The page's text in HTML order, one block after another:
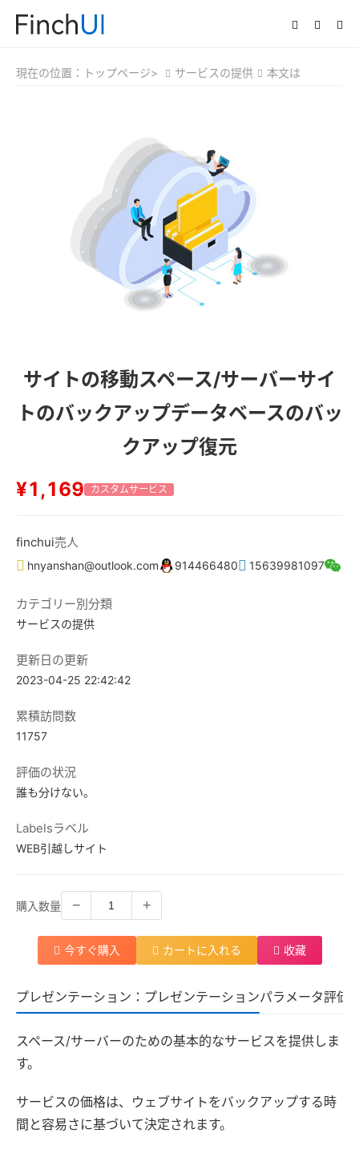
現在の位置： トップページ> サービスの提供 本文は
サイトの移動スペース/サーバーサイ
トのバックアップデータベースのバッ
クアップ復元
¥1,169
カスタムサービス
finchui売人
hnyanshan@outlook.com 914466480 15639981097
カテゴリー別分類
サービスの提供
更新日の更新
2023-04-25 22:42:42
累積訪問数
11757
評価の状況
誰も分けない。
Labelsラベル
WEB引越しサイト
購入数量 − +
今すぐ購入 カートに入れる 收藏
プレゼンテーション：プレゼンテーションパラメータ評価
スペース/サーバーのための基本的なサービスを提供しま
す。
サービスの価格は、ウェブサイトをバックアップする時
間と容易さに基づいて決定されます。